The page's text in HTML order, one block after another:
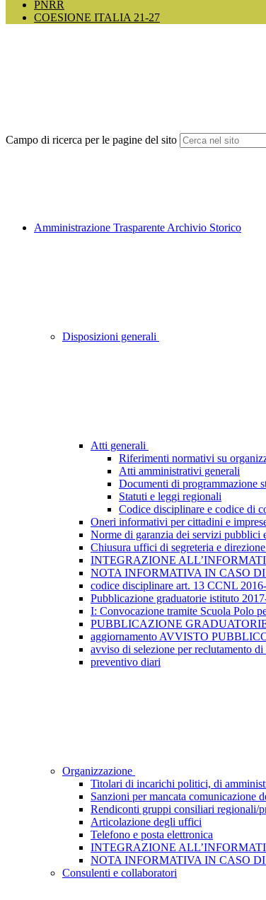
PNRR
COESIONE ITALIA 21-27
Campo di ricerca per le pagine del sito
Amministrazione Trasparente Archivio Storico
Disposizioni generali
Atti generali
Riferimenti normativi su
Atti amministrativi generali
Documenti di programmazione
Statuti e leggi regionali
Codice disciplinare e codice di
Oneri informativi per cittadini e
Norme di garanzia dei servizi pubblici
Chiusura uffici di segreteria e
INTEGRAZIONE
NOTA INFORMATIVA IN CASO
codice disciplinare art. 13 CCNL
Pubblicazione graduatorie istituto
I: Convocazione tramite Scuola Polo
PUBBLICAZIONE
aggiornamento AVVISTO
avviso di selezione per reclutamento di
preventivo diari
Organizzazione
Titolari di incarichi politici, di
Sanzioni per mancata comunicazione
Rendiconti gruppi consiliari regionali/
Articolazione degli uffici
Telefono e posta elettronica
INTEGRAZIONE
NOTA INFORMATIVA IN CASO
Consulenti e collaboratori